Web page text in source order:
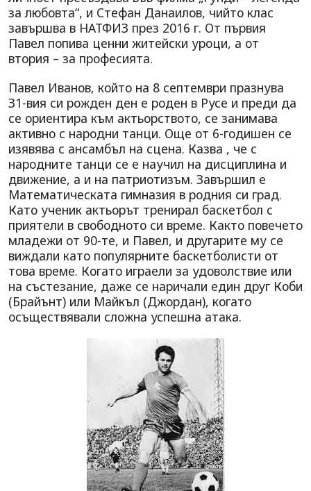
за любовта“, и Стефан Данаилов, чийто клас
завършва в НАТФИЗ през 2016 г. От първия
Павел попива ценни житейски уроци, а от
втория – за професията.
Павел Иванов, който на 8 септември празнува
З1-вия си рожден ден е роден в Русе и преди да
се ориентира към актьорството, се занимава
активно с народни танци. Още от 6-годишен се
изявява с ансамбъл на сцена. Казва , че с
народните танци се е научил на дисциплина и
движение, а и на патриотизъм. Завършил е
Математическата гимназия в родния си град.
Като ученик актьорът тренирал баскетбол с
приятели в свободното си време. Както повечето
младежи от 90-те, и Павел, и другарите му се
виждали като популярните баскетболисти от
това време. Когато играели за удоволствие или
на състезание, даже се наричали един друг Коби
(Брайънт) или Майкъл (Джордан), когато
осъществявали сложна успешна атака.